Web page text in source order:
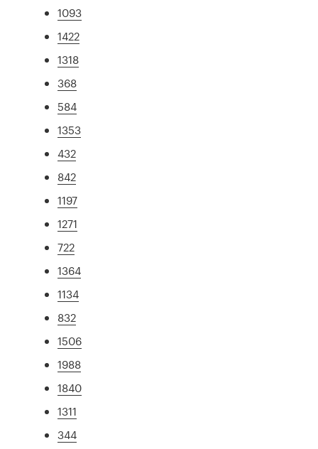
1093
1422
1318
368
584
1353
432
842
1197
1271
722
1364
1134
832
1506
1988
1840
1311
344